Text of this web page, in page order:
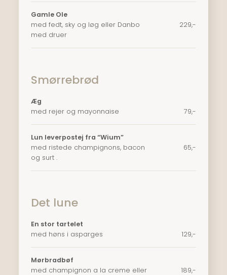
Gamle Ole
med fedt, sky og løg eller Danbo
med druer
​229,-
Smørrebrød
Æg
med rejer og mayonnaise
​79,-
Lun leverpostej fra “Wium”
med ristede champignons, bacon
og surt .
​65,-
Det lune
En stor tartelet
med høns i asparges
129,-
Mørbradbøf
med champignon a la creme eller
189,-